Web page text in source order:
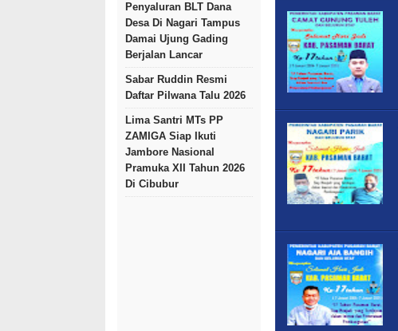
Penyaluran BLT Dana
Desa Di Nagari Tampus
Damai Ujung Gading
Berjalan Lancar
Sabar Ruddin Resmi
Daftar Pilwana Talu 2026
Lima Santri MTs PP
ZAMIGA Siap Ikuti
Jambore Nasional
Pramuka XII Tahun 2026
Di Cibubur